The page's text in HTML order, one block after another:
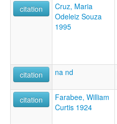
citation
Cruz, Maria
Odeleiz Souza
1995
citation
na nd
citation
Farabee, William
Curtis 1924